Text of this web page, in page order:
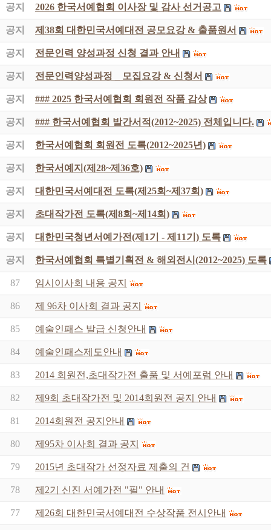
공지 2026 한국서예협회 이사장 및 감사 선거공고
공지 제38회 대한민국서예대전 공모요강 & 출품원서
공지 전문인력 양성과정 신청 결과 안내
공지 전문인력양성과정 _ 모집요강 & 신청서
공지 ### 2025 한국서예협회 회원전 작품 감상
공지 ### 한국서예협회 발간서적(2012~2025) 전체입니다.
공지 한국서예협회 회원전 도록(2012~2025년)
공지 한국서예지(제28~제36호)
공지 대한민국서예대전 도록(제25회~제37회)
공지 초대작가전 도록(제8회~제14회)
공지 대한민국청년서예가전(제1기 - 제11기) 도록
공지 한국서예협회 특별기획전 & 해외전시(2012~2025) 도록
87 임시이사회 내용 공지
86 제 96차 이사회 결과 공지
85 예술인패스 발급 신청안내
84 예술인패스제도안내
83 2014 회원전,초대작가전 출품 및 서예포럼 안내
82 제9회 초대작가전 및 2014회원전 공지 안내
81 2014회원전 공지안내
80 제95차 이사회 결과 공지
79 2015년 초대작가 선정자료 제출의 건
78 제2기 신진 서예가전 "필" 안내
77 제26회 대한민국서예대전 수상작품 전시안내